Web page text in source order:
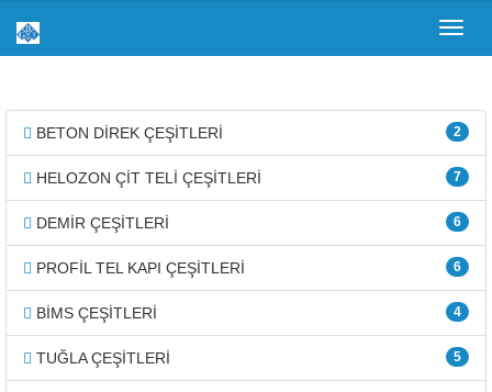
2
BETON DİREK ÇEŞİTLERİ
7
HELOZON ÇİT TELİ ÇEŞİTLERİ
6
DEMİR ÇEŞİTLERİ
6
PROFİL TEL KAPI ÇEŞİTLERİ
4
BİMS ÇEŞİTLERİ
5
TUĞLA ÇEŞİTLERİ